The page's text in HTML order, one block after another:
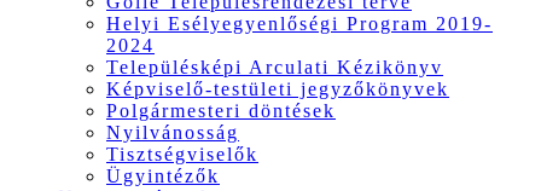
Helyi Esélyegyenlőségi Program 2019-
2024
Településképi Arculati Kézikönyv
Képviselő-testületi jegyzőkönyvek
Polgármesteri döntések
Nyilvánosság
Tisztségviselők
Ügyintézők